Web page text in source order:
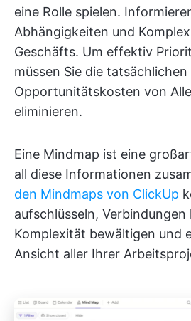
eine Rolle spielen.
Abhängigkeiten und
Geschäfts. Um effektiv
müssen Sie die
Opportunitätskosten von
eliminieren.
Eine Mindmap ist eine
all diese Informationen
den Mindmaps von ClickUp
aufschlüsseln, Verbindungen
Komplexität bewältigen und
Ansicht aller Ihrer